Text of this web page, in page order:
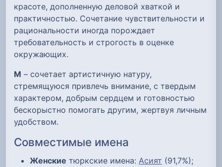
красоте, дополненную деловой хваткой и
практичностью. Сочетание чувствительности и
рациональности иногда порождает
требовательность и строгость в оценке
окружающих.
М – сочетает артистичную натуру,
стремящуюся привлечь внимание, с твердым
характером, добрым сердцем и готовностью
бескорыстно помогать другим, жертвуя личным
удобством.
Совместимые имена
Женские тюркские имена: Асият (91,7%);